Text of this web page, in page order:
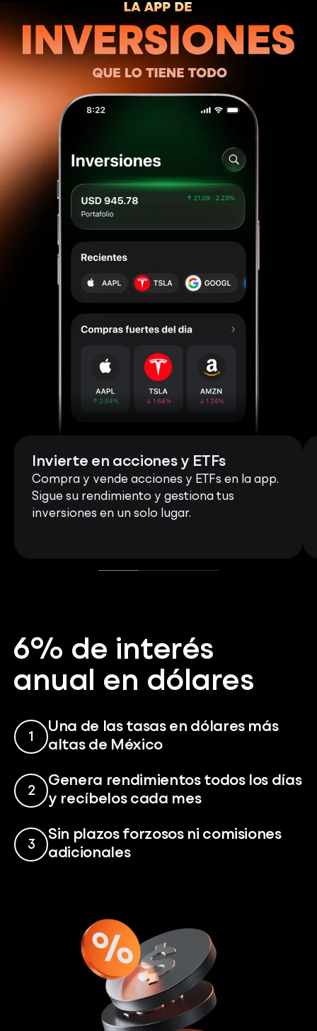
La app de inversiones que lo tiene todo
Invierte en acciones y ETFs
Compra y vende acciones y ETFs en la app.
Sigue su rendimiento y gestiona tus
inversiones en un solo lugar.
6% de interés
anual en dólares
1
Una de las tasas en dólares más
altas de México
2
Genera rendimientos todos los días
y recíbelos cada mes
3
Sin plazos forzosos ni comisiones
adicionales